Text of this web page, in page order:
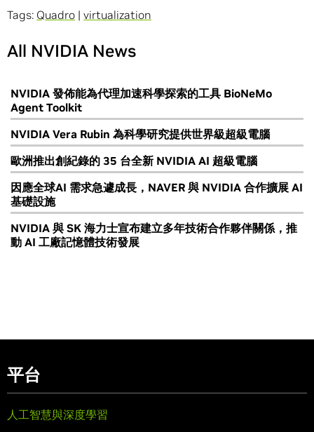
Tags: Quadro | virtualization
All NVIDIA News
NVIDIA 發佈能為代理加速科學探索的工具 BioNeMo
Agent Toolkit
NVIDIA Vera Rubin 為科學研究提供世界級超級電腦
歐洲推出創紀錄的 35 台全新 NVIDIA AI 超級電腦
因應全球AI 需求急遽成長，NAVER 與 NVIDIA 合作擴展 AI
基礎設施
NVIDIA 與 SK 海力士宣布建立多年技術合作夥伴關係，推
動 AI 工廠記憶體技術發展
平台
人工智慧與深度學習